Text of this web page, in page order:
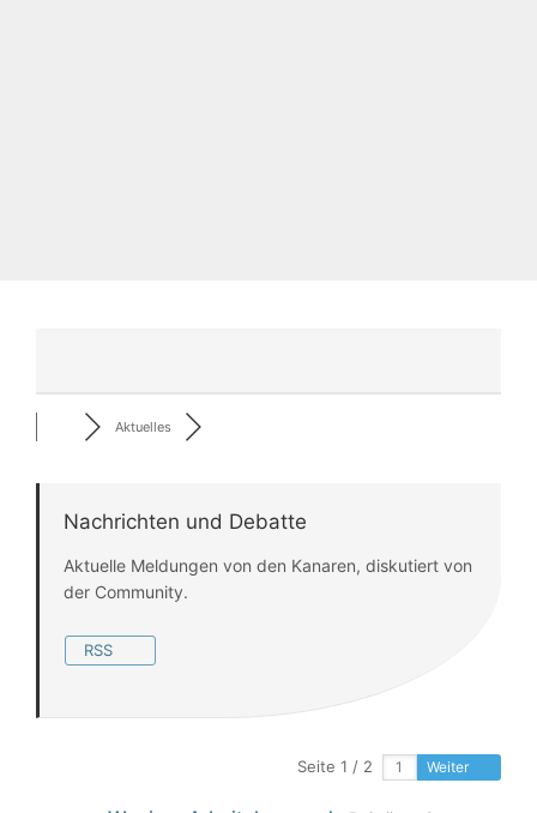
Aktuelles
Nachrichten und Debatte
Aktuelle Meldungen von den Kanaren, diskutiert von
der Community.
RSS
Seite 1 / 2 Weiter